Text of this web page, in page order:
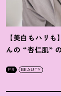
【美白もハリ
んの “杏仁肌”
PR BEAUTY